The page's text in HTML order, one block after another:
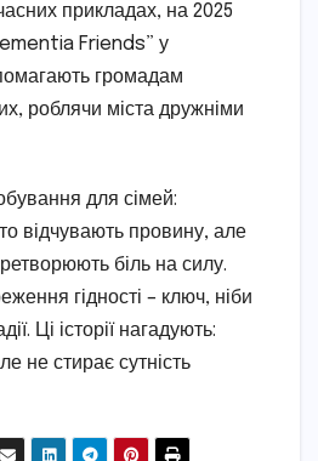
прикладах, на 2025
Friends” у
громадам
роблячи міста дружніми
для сімей:
відчувають провину, але
біль на силу.
гідності – ключ, ніби
Ці історії нагадують:
не стирає сутність